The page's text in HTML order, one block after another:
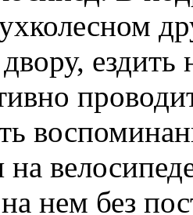
на
на нем без